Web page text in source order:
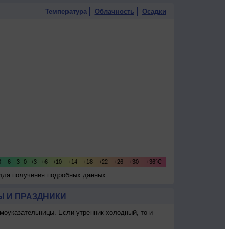
Температура Облачность Осадки
получения подробных данных
И ПРАЗДНИКИ
Если утренник холодный, то и